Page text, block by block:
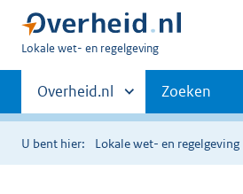
U
hier:
Lokale wet- en regelgeving
Primaire
navigatie
Andere
sites
binnen
Overheid.nl Zoeken
U bent hier: Lokale wet- en regelgeving